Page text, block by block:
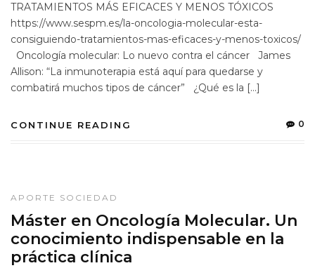
TRATAMIENTOS MÁS EFICACES Y MENOS TÓXICOS
https://www.sespm.es/la-oncologia-molecular-esta-
consiguiendo-tratamientos-mas-eficaces-y-menos-toxicos/
Oncología molecular: Lo nuevo contra el cáncer James
Allison: “La inmunoterapia está aquí para quedarse y
combatirá muchos tipos de cáncer” ¿Qué es la […]
CONTINUE READING 0
APORTE SOCIEDAD
Máster en Oncología Molecular. Un
conocimiento indispensable en la
práctica clínica